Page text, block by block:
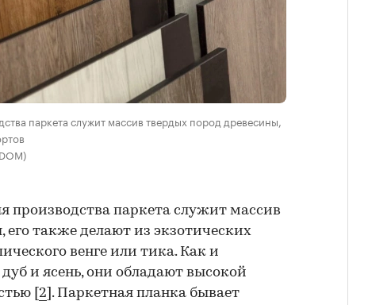
паркета служит массив твердых пород древесины,
производства паркета служит массив
также делают из экзотических
венге или тика. Как и
и ясень, они обладают высокой
[ 2 ]. Паркетная планка бывает